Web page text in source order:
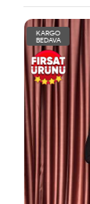
KARGO
BEDAVA